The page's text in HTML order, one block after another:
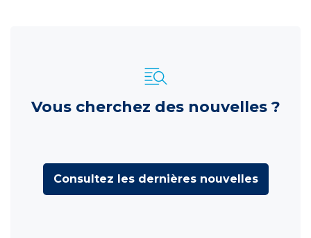
Vous cherchez des nouvelles ?
Consultez les dernières nouvelles